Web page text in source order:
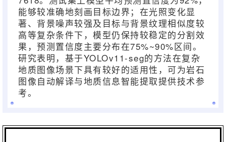
能够较准确地刻画目标边界；在光照变化显
著、背景噪声较强及目标与背景纹理相似度较
高等复杂条件下，模型仍保持较稳定的分割效
果，预测置信度主要分布在75%~90%区间。
研究表明，基于YOLOv11-seg的方法在复杂
地质图像场景下具有较好的适用性，可为岩石
图像自动解译与地质信息智能提取提供技术参
考。